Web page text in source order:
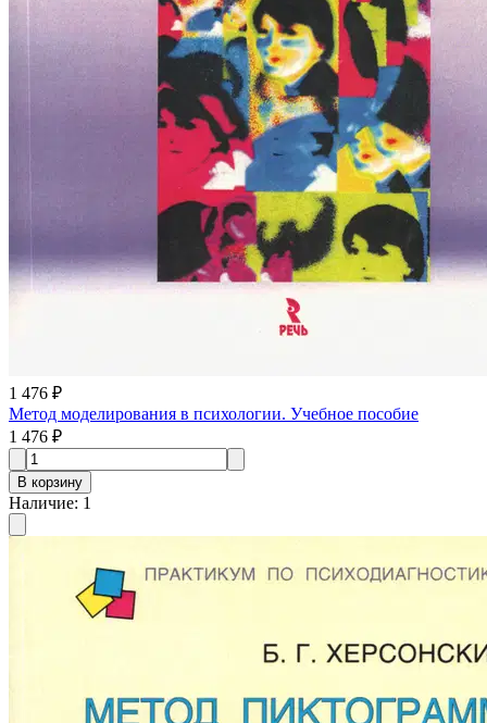
1 476 ₽
Метод моделирования в психологии. Учебное пособие
1 476 ₽
В корзину
Наличие: 1